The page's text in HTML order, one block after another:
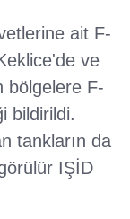
ait F-
ve
bölgelere F-
bildirildi.
tankların da
IŞİD